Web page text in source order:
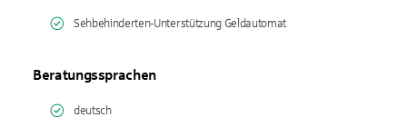
Sehbehinderten-Unterstützung Geldautomat
Beratungssprachen
deutsch